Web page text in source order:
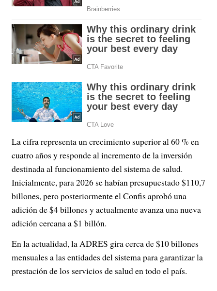
La cifra representa un crecimiento superior al 60 % en
cuatro años y responde al incremento de la inversión
destinada al funcionamiento del sistema de salud.
Inicialmente, para 2026 se habían presupuestado $110,7
billones, pero posteriormente el Confis aprobó una
adición de $4 billones y actualmente avanza una nueva
adición cercana a $1 billón.
En la actualidad, la ADRES gira cerca de $10 billones
mensuales a las entidades del sistema para garantizar la
prestación de los servicios de salud en todo el país.